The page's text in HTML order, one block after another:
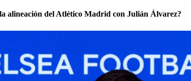
alineación del Atlético Madrid con Julián Álvarez?